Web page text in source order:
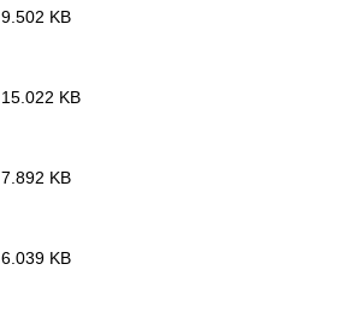
9.502 KB
15.022 KB
7.892 KB
6.039 KB